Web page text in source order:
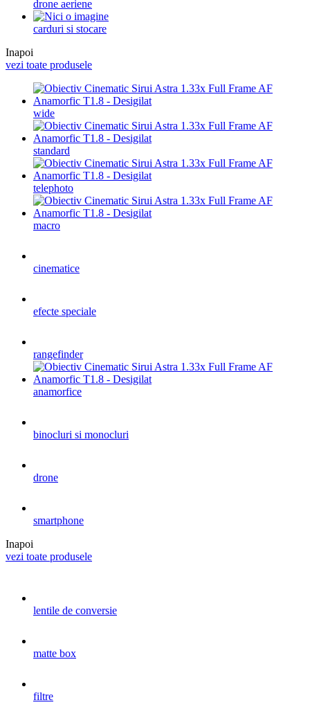
drone aeriene
carduri si stocare
Inapoi
vezi toate produsele
wide
standard
telephoto
macro
cinematice
efecte speciale
rangefinder
anamorfice
binocluri si monocluri
drone
smartphone
Inapoi
vezi toate produsele
lentile de conversie
matte box
filtre